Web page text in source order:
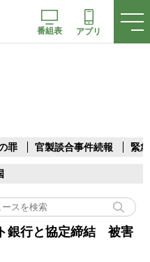
番組表 アプリ
罪 官製談合事件続報 緊
銀行と協定締結 被害